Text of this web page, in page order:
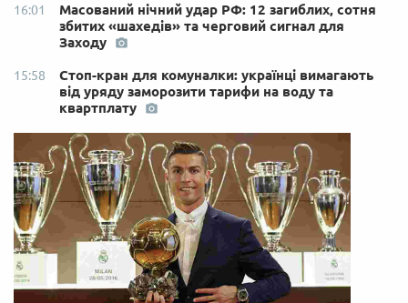
16:01
Масований нічний удар РФ: 12 загиблих, сотня
збитих «шахедів» та черговий сигнал для
Заходу
15:58
Стоп-кран для комуналки: українці вимагають
від уряду заморозити тарифи на воду та
квартплату